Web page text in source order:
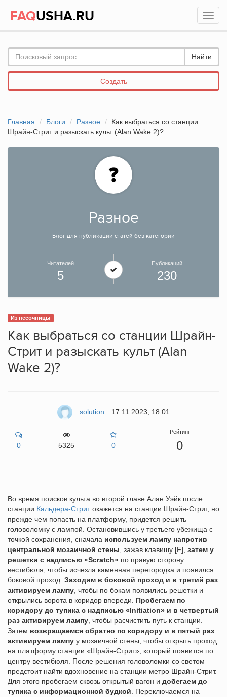
FAQUSHA.RU
Найти
Создать
Главная Блоги Разное
Как выбраться со станции
Шрайн-Стрит и разыскать культ (Alan Wake 2)?
Разное
Блог для публикации статей без категории
Читателей
5
Публикаций
230
Из песочницы
Как выбраться со станции Шрайн-
Стрит и разыскать культ (Alan
Wake 2)?
solution 17.11.2023, 18:01
0 5325 0
Рейтинг
0
Во время поисков культа во второй главе Алан Уэйк после
станции Кальдера-Стритокажется на станции Шрайн-Стрит, но
прежде чем попасть на платформу, придется решить
головоломку с лампой. Остановившись у третьего убежища с
точкой сохранения, сначала используем лампу напротив
центральной мозаичной стены , зажав клавишу [F], затем у
решетки с надписью «Scratch» по правую сторону
вестибюля, чтобы исчезла каменная перегородка и появился
боковой проход. Заходим в боковой проход и в третий раз
активируем лампу , чтобы по бокам появились решетки и
открылись ворота в коридор впереди. Пробегаем по
коридору до тупика с надписью «Initiation» и в четвертый
раз активируем лампу , чтобы расчистить путь к станции.
Затем возвращаемся обратно по коридору и в пятый раз
активируем лампу у мозаичной стены, чтобы открыть проход
на платформу станции «Шрайн-Стрит», который появится по
центру вестибюля. После решения головоломки со светом
предстоит найти вдохновение на станции метро Шрайн-Стрит.
Для этого пробегаем сквозь открытый вагон и добегаем до
тупика с информационной будкой . Переключаемся на